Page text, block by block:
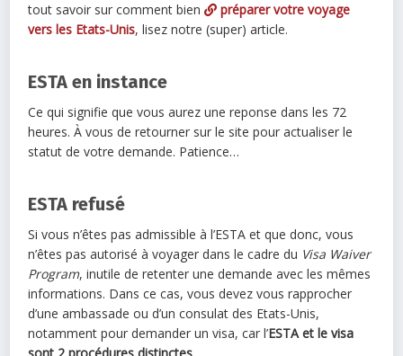
tout savoir sur comment bien
préparer votre voyage
vers les Etats-Unis, lisez notre (super) article.
ESTA en instance
Ce qui signifie que vous aurez une reponse dans les 72
heures. À vous de retourner sur le site pour actualiser le
statut de votre demande. Patience…
ESTA refusé
Si vous n’êtes pas admissible à l’ESTA et que donc, vous
n’êtes pas autorisé à voyager dans le cadre du Visa Waiver
Program, inutile de retenter une demande avec les mêmes
informations. Dans ce cas, vous devez vous rapprocher
d’une ambassade ou d’un consulat des Etats-Unis,
notamment pour demander un visa, car l’ESTA et le visa